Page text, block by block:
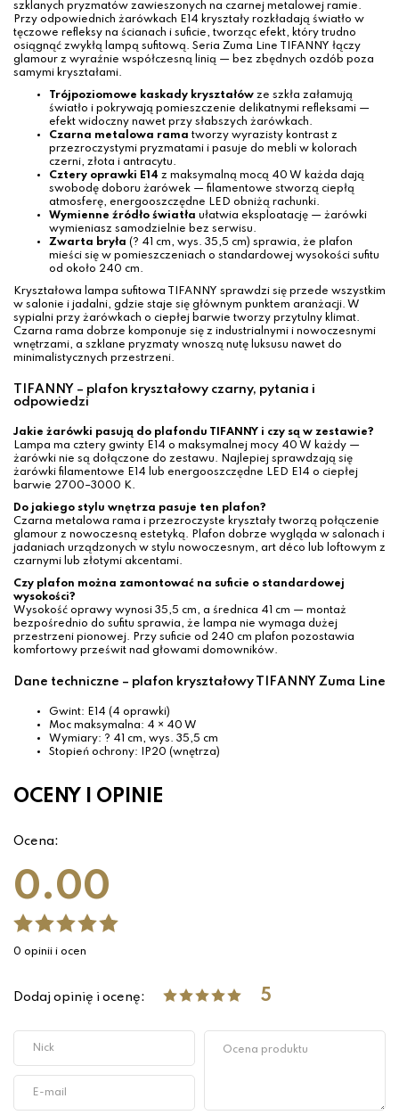
szklanych pryzmatów zawieszonych na czarnej metalowej ramie.
Przy odpowiednich żarówkach E14 kryształy rozkładają światło w
tęczowe refleksy na ścianach i suficie, tworząc efekt, który trudno
osiągnąć zwykłą lampą sufitową. Seria Zuma Line TIFANNY łączy
glamour z wyraźnie współczesną linią — bez zbędnych ozdób poza
samymi kryształami.
Trójpoziomowe kaskady kryształów ze szkła załamują
światło i pokrywają pomieszczenie delikatnymi refleksami —
efekt widoczny nawet przy słabszych żarówkach.
Czarna metalowa rama tworzy wyrazisty kontrast z
przezroczystymi pryzmatami i pasuje do mebli w kolorach
czerni, złota i antracytu.
Cztery oprawki E14 z maksymalną mocą 40 W każda dają
swobodę doboru żarówek — filamentowe stworzą ciepłą
atmosferę, energooszczędne LED obniżą rachunki.
Wymienne źródło światła ułatwia eksploatację — żarówki
wymieniasz samodzielnie bez serwisu.
Zwarta bryła (? 41 cm, wys. 35,5 cm) sprawia, że plafon
mieści się w pomieszczeniach o standardowej wysokości sufitu
od około 240 cm.
Kryształowa lampa sufitowa TIFANNY sprawdzi się przede wszystkim
w salonie i jadalni, gdzie staje się głównym punktem aranżacji. W
sypialni przy żarówkach o ciepłej barwie tworzy przytulny klimat.
Czarna rama dobrze komponuje się z industrialnymi i nowoczesnymi
wnętrzami, a szklane pryzmaty wnoszą nutę luksusu nawet do
minimalistycznych przestrzeni.
TIFANNY – plafon kryształowy czarny, pytania i
odpowiedzi
Jakie żarówki pasują do plafondu TIFANNY i czy są w zestawie?
Lampa ma cztery gwinty E14 o maksymalnej mocy 40 W każdy —
żarówki nie są dołączone do zestawu. Najlepiej sprawdzają się
żarówki filamentowe E14 lub energooszczędne LED E14 o ciepłej
barwie 2700–3000 K.
Do jakiego stylu wnętrza pasuje ten plafon?
Czarna metalowa rama i przezroczyste kryształy tworzą połączenie
glamour z nowoczesną estetyką. Plafon dobrze wygląda w salonach i
jadaniach urządzonych w stylu nowoczesnym, art déco lub loftowym z
czarnymi lub złotymi akcentami.
Czy plafon można zamontować na suficie o standardowej
wysokości?
Wysokość oprawy wynosi 35,5 cm, a średnica 41 cm — montaż
bezpośrednio do sufitu sprawia, że lampa nie wymaga dużej
przestrzeni pionowej. Przy suficie od 240 cm plafon pozostawia
komfortowy prześwit nad głowami domowników.
Dane techniczne – plafon kryształowy TIFANNY Zuma Line
Gwint: E14 (4 oprawki)
Moc maksymalna: 4 × 40 W
Wymiary: ? 41 cm, wys. 35,5 cm
Stopień ochrony: IP20 (wnętrza)
OCENY I OPINIE
Ocena:
0.00
0 opinii i ocen
Dodaj opinię i ocenę: 5